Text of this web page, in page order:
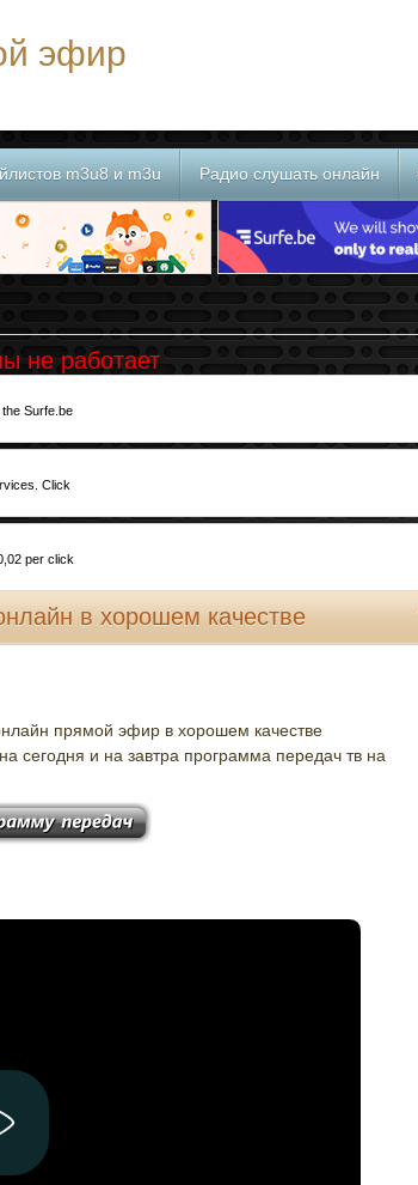
эфир
m3u8 и m3u Радио слушать онлайн
не работает
Surfe.be
Click
per click
в хорошем качестве
прямой эфир в хорошем качестве
сегодня и на завтра программа передач тв на